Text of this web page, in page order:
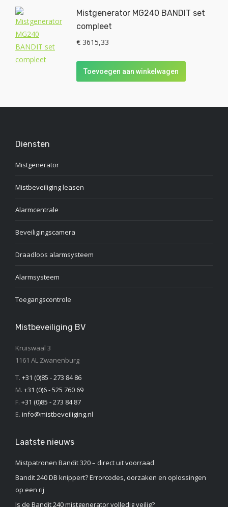
Mistgenerator MG240 BANDIT set
compleet
€ 3615,33
Toevoegen aan winkelwagen
Diensten
Mistgenerator
Mistbeveiliging leasen
Alarmcentrale
Beveiligingscamera
Draadloos alarmsysteem
Alarmsysteem
Toegangscontrole
Mistbeveiliging BV
Kruiswaal 3
1161 AL Zwanenburg
T. +31 (0)85 - 273 84 86
M. +31 (0)6 - 525 760 69
F. +31 (0)85 - 273 84 87
E. info@mistbeveiliging.nl
Laatste nieuws
Mistpatronen Bandit 320 – direct uit voorraad
Bandit 240 DB knippert? Errorcodes, oorzaken en oplossingen
op een rij
Is de Bandit 240 mistgenerator volledig veilig?